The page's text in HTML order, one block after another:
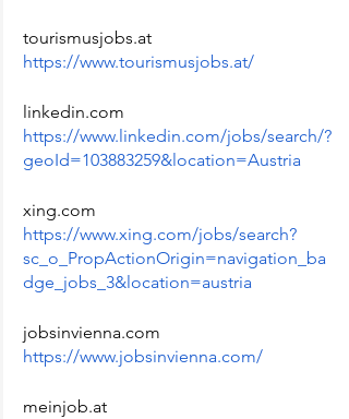
tourismusjobs.at
https://www.tourismusjobs.at/
linkedin.com
https://www.linkedin.com/jobs/search/?
geoId=103883259&location=Austria
xing.com
https://www.xing.com/jobs/search?
sc_o_PropActionOrigin=navigation_ba
dge_jobs_3&location=austria
jobsinvienna.com
https://www.jobsinvienna.com/
meinjob.at